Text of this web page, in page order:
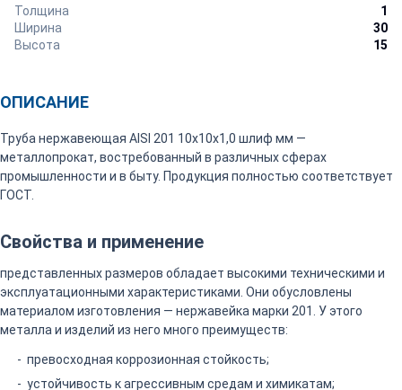
Толщина
1
Ширина
30
Высота
15
ОПИСАНИЕ
Труба нержавеющая AISI 201 10х10х1,0 шлиф мм —
металлопрокат, востребованный в различных сферах
промышленности и в быту. Продукция полностью соответствует
ГОСТ.
Свойства и применение
представленных размеров обладает высокими техническими и
эксплуатационными характеристиками. Они обусловлены
материалом изготовления — нержавейка марки 201. У этого
металла и изделий из него много преимуществ:
превосходная коррозионная стойкость;
устойчивость к агрессивным средам и химикатам;